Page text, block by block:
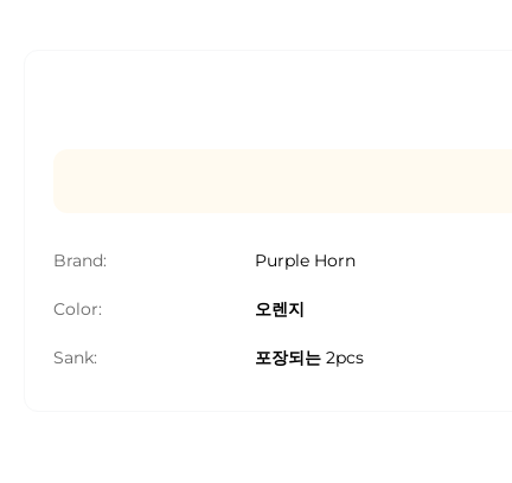
Brand: Purple Horn
Color: 오렌지
Sank: 포장되는 2pcs